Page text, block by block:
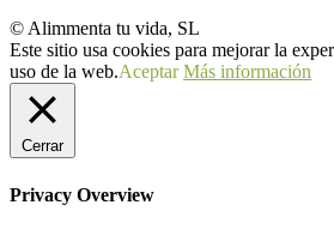
© Alimmenta tu vida, SL
Este sitio usa cookies para mejorar la
uso de la web.Aceptar Más información
Cerrar
Privacy Overview